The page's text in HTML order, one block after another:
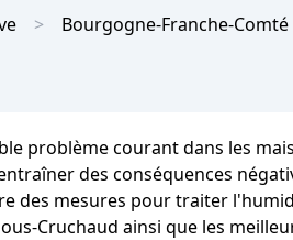
Bourgogne-Franche-Comté
problème courant dans les
des conséquences
des mesures pour traiter
Cruchaud ainsi que les